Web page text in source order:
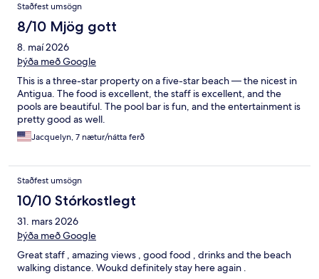
Staðfest umsögn
8/10 Mjög gott
8. maí 2026
Þýða með Google
This is a three-star property on a five-star beach — the nicest in
Antigua. The food is excellent, the staff is excellent, and the
pools are beautiful. The pool bar is fun, and the entertainment is
pretty good as well.
Jacquelyn, 7 nætur/nátta ferð
Staðfest umsögn
10/10 Stórkostlegt
31. mars 2026
Þýða með Google
Great staff , amazing views , good food , drinks and the beach
walking distance. Woukd definitely stay here again .